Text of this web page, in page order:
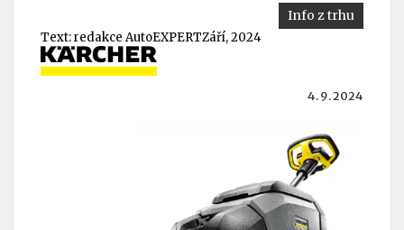
Info z trhu
Text:redakce AutoEXPERTZáří, 2024
4. 9. 2024